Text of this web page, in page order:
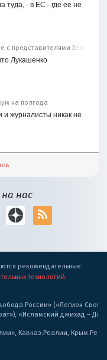
- в ЕС - где ее не
с представителями
Лукашенко
на полгода
и журналисты никак не
нас
рекомендательные
технологий.
России» («Легион
«Исламский джихад –
Кавказ.Реалии,